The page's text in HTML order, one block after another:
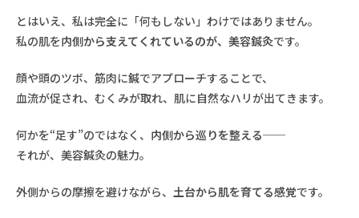
とはいえ、私は完全に「何もしない」わけではありません。
私の肌を内側から支えてくれているのが、美容鍼灸です。
顔や頭のツボ、筋肉に鍼でアプローチすることで、
血流が促され、むくみが取れ、肌に自然なハリが出てきます。
何かを“足す”のではなく、 内側から巡りを整える──
それが、美容鍼灸の魅力。
外側からの摩擦を避けながら、 土台から肌を育てる感覚です。